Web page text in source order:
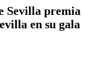
Sevilla premia
en su gala